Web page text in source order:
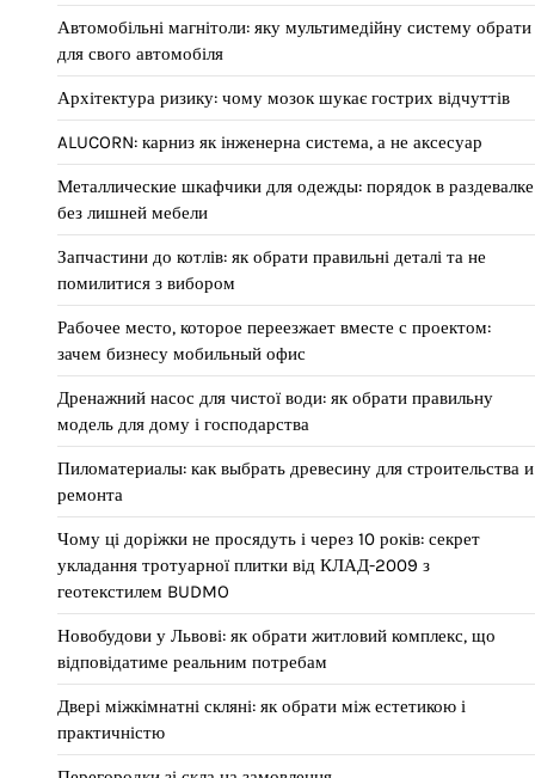
Автомобільні магнітоли: яку мультимедійну систему обрати
для свого автомобіля
Архітектура ризику: чому мозок шукає гострих відчуттів
ALUCORN: карниз як інженерна система, а не аксесуар
Металлические шкафчики для одежды: порядок в раздевалке
без лишней мебели
Запчастини до котлів: як обрати правильні деталі та не
помилитися з вибором
Рабочее место, которое переезжает вместе с проектом:
зачем бизнесу мобильный офис
Дренажний насос для чистої води: як обрати правильну
модель для дому і господарства
Пиломатериалы: как выбрать древесину для строительства и
ремонта
Чому ці доріжки не просядуть і через 10 років: секрет
укладання тротуарної плитки від КЛАД-2009 з
геотекстилем BUDMO
Новобудови у Львові: як обрати житловий комплекс, що
відповідатиме реальним потребам
Двері міжкімнатні скляні: як обрати між естетикою і
практичністю